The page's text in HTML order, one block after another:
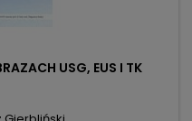
USG, EUS I TK